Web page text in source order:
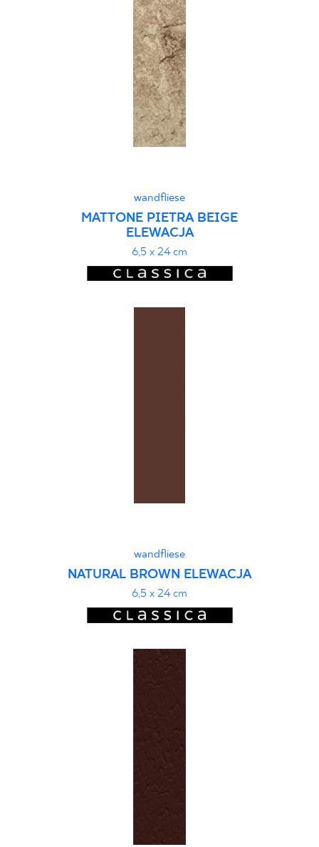
wandfliese
MATTONE PIETRA BEIGE
ELEWACJA
6,5 x 24 cm
wandfliese
NATURAL BROWN ELEWACJA
6,5 x 24 cm